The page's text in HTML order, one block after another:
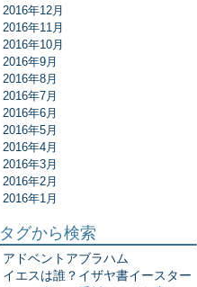
2016年12月
2016年11月
2016年10月
2016年9月
2016年8月
2016年7月
2016年6月
2016年5月
2016年4月
2016年3月
2016年2月
2016年1月
タグから検索
アドベント アブラハム
イエスは誰？ イザヤ書イースター